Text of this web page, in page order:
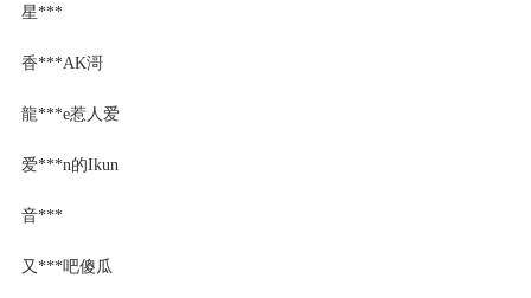
星***
香***AK滒
龍***e惹人爱
爱***n的Ikun
音***
又***吧傻瓜